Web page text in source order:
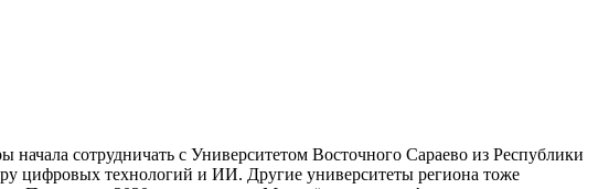
начала сотрудничать с Университетом Восточного Сараево из Республики
цифровых технологий и ИИ. Другие университеты региона тоже